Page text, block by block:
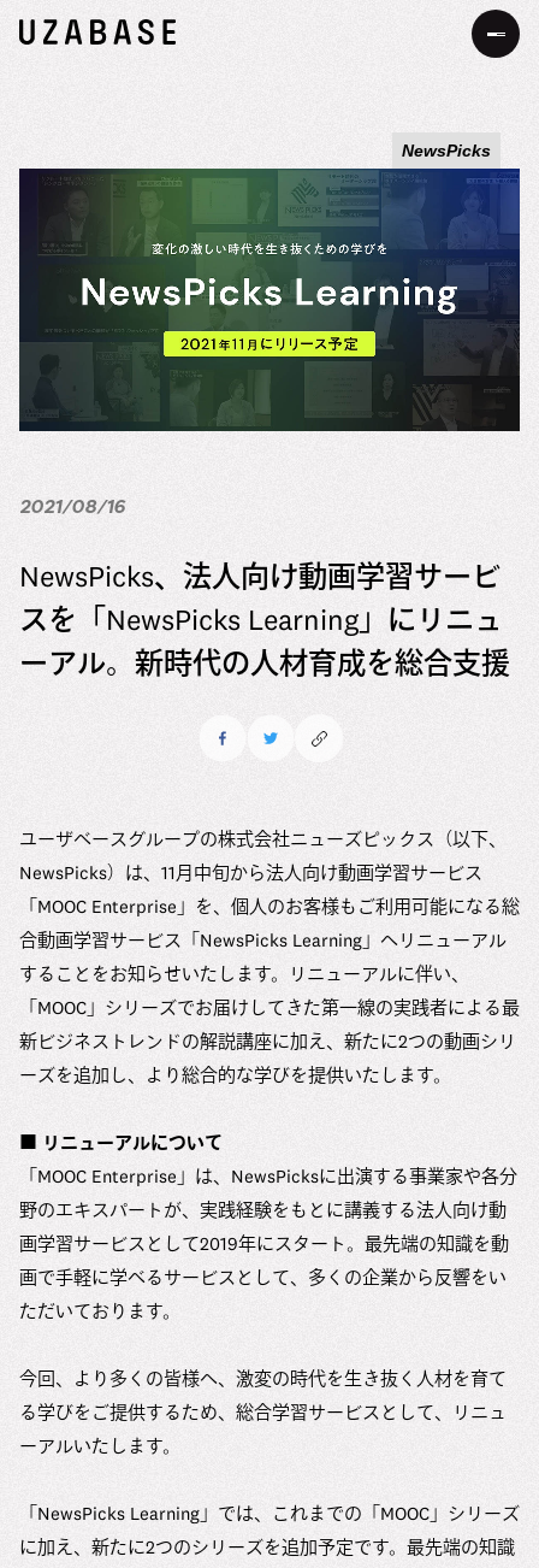
私たちについて
The 7 Values
お知らせ
事業・サービス
サステナビリティ
価値創造プロセス
マテリアリティの特定アプローチ
ESG推進体制
サスティナビリティレポート
メッセージ
ユーザベースの多様性の現状
現在の取り組み
コミットメント
採用情報
メッセージ
中途採用
新卒採用
オフィス
よくある質問
会社情報
会社情報
役員紹介
Uzabase Journal
NewsPicks
2021/08/16
NewsPicks、法人向け動画学習サービ
スを「NewsPicks Learning」にリニュ
ーアル。新時代の人材育成を総合支援
ユーザベースグループの株式会社ニューズピックス（以下、
NewsPicks）は、11月中旬から法人向け動画学習サービス
「MOOC Enterprise」を、個人のお客様もご利用可能になる総
合動画学習サービス「NewsPicks Learning」へリニューアル
することをお知らせいたします。リニューアルに伴い、
「MOOC」シリーズでお届けしてきた第一線の実践者による最
新ビジネストレンドの解説講座に加え、新たに2つの動画シリ
ーズを追加し、より総合的な学びを提供いたします。
■ リニューアルについて
「MOOC Enterprise」は、NewsPicksに出演する事業家や各分
野のエキスパートが、実践経験をもとに講義する法人向け動
画学習サービスとして2019年にスタート。最先端の知識を動
画で手軽に学べるサービスとして、多くの企業から反響をい
ただいております。
今回、より多くの皆様へ、激変の時代を生き抜く人材を育て
る学びをご提供するため、総合学習サービスとして、リニュ
ーアルいたします。
「NewsPicks Learning」では、これまでの「MOOC」シリーズ
に加え、新たに2つのシリーズを追加予定です。最先端の知識